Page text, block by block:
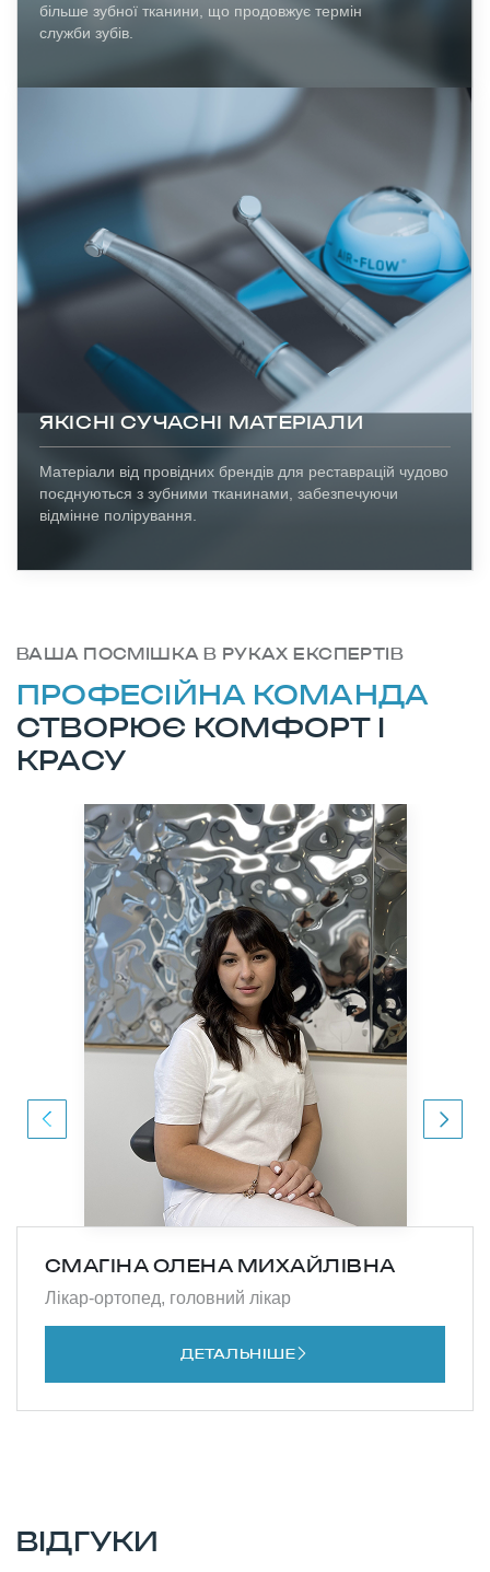
більше зубної тканини, що продовжує термін
служби зубів.
ЯКІСНІ СУЧАСНІ МАТЕРІАЛИ
Матеріали від провідних брендів для реставрацій чудово
поєднуються з зубними тканинами, забезпечуючи
відмінне полірування.
ВАША ПОСМІШКА В РУКАХ ЕКСПЕРТІВ
ПРОФЕСІЙНА КОМАНДА
СТВОРЮЄ КОМФОРТ І
КРАСУ
СМАГІНА ОЛЕНА МИХАЙЛІВНА
Лікар-ортопед, головний лікар
ДЕТАЛЬНІШЕ
ВІДГУКИ